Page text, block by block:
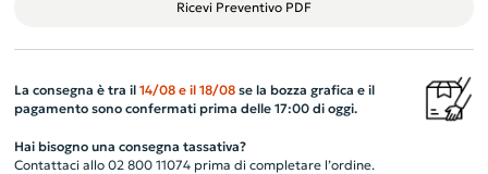
Ricevi Preventivo PDF
La consegna è tra il 14/08 e il 18/08se la bozza grafica e il
pagamento sono confermati prima delle 17:00 di oggi.
Hai bisogno una consegna tassativa?
Contattaci allo 02 800 11074 prima di completare l’ordine.